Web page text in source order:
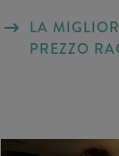
LA
PREZZO